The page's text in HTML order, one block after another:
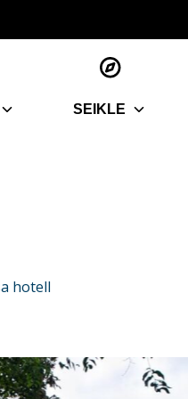
SEIKLE
hotell